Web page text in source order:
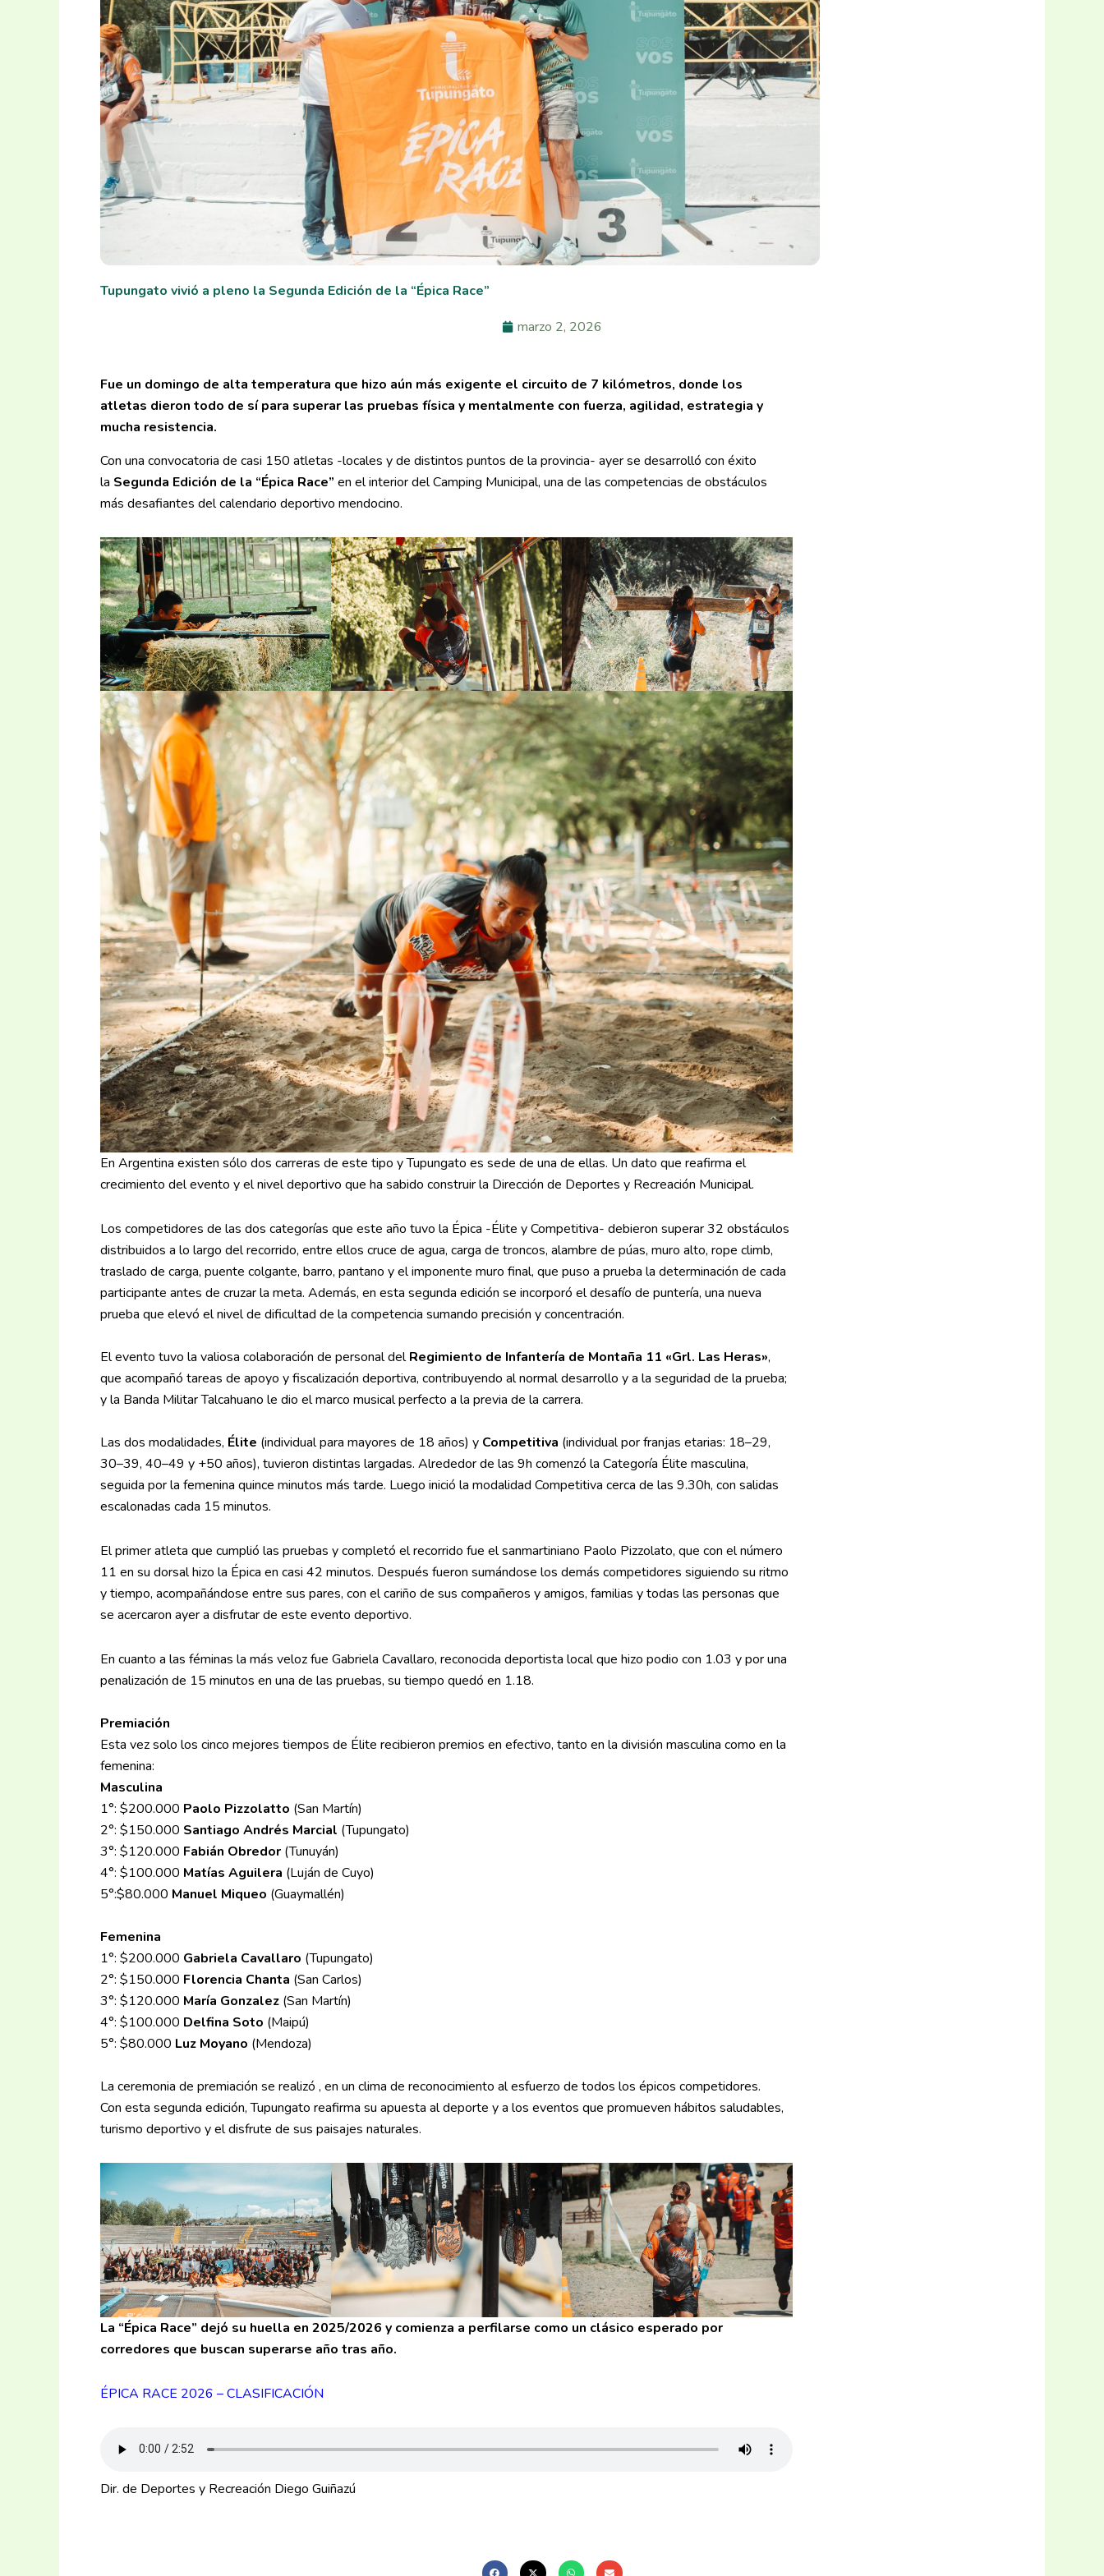
Tupungato vivió a pleno la Segunda Edición de la “Épica Race”
marzo 2, 2026
Fue un domingo de alta temperatura que hizo aún más exigente el circuito de 7 kilómetros, donde los
atletas dieron todo de sí para superar las pruebas física y mentalmente con fuerza, agilidad, estrategia y
mucha resistencia.
Con una convocatoria de casi 150 atletas -locales y de distintos puntos de la provincia- ayer se desarrolló con éxito
la Segunda Edición de la “Épica Race” en el interior del Camping Municipal, una de las competencias de obstáculos
más desafiantes del calendario deportivo mendocino.
En Argentina existen sólo dos carreras de este tipo y Tupungato es sede de una de ellas. Un dato que reafirma el
crecimiento del evento y el nivel deportivo que ha sabido construir la Dirección de Deportes y Recreación Municipal.
Los competidores de las dos categorías que este año tuvo la Épica -Élite y Competitiva- debieron superar 32 obstáculos
distribuidos a lo largo del recorrido, entre ellos cruce de agua, carga de troncos, alambre de púas, muro alto, rope climb,
traslado de carga, puente colgante, barro, pantano y el imponente muro final, que puso a prueba la determinación de cada
participante antes de cruzar la meta. Además, en esta segunda edición se incorporó el desafío de puntería, una nueva
prueba que elevó el nivel de dificultad de la competencia sumando precisión y concentración.
El evento tuvo la valiosa colaboración de personal delRegimiento de Infantería de Montaña 11 «Grl. Las Heras»,
que acompañó tareas de apoyo y fiscalización deportiva, contribuyendo al normal desarrollo y a la seguridad de la prueba;
y la Banda Militar Talcahuano le dio el marco musical perfecto a la previa de la carrera.
Las dos modalidades, Élite (individual para mayores de 18 años) y Competitiva (individual por franjas etarias: 18–29,
30–39, 40–49 y +50 años), tuvieron distintas largadas. Alrededor de las 9h comenzó la Categoría Élite masculina,
seguida por la femenina quince minutos más tarde. Luego inició la modalidad Competitiva cerca de las 9.30h, con salidas
escalonadas cada 15 minutos.
El primer atleta que cumplió las pruebas y completó el recorrido fue el sanmartiniano Paolo Pizzolato, que con el número
11 en su dorsal hizo la Épica en casi 42 minutos. Después fueron sumándose los demás competidores siguiendo su ritmo
y tiempo, acompañándose entre sus pares, con el cariño de sus compañeros y amigos, familias y todas las personas que
se acercaron ayer a disfrutar de este evento deportivo.
En cuanto a las féminas la más veloz fue Gabriela Cavallaro, reconocida deportista local que hizo podio con 1.03 y por una
penalización de 15 minutos en una de las pruebas, su tiempo quedó en 1.18.
Premiación
Esta vez solo los cinco mejores tiempos de Élite recibieron premios en efectivo, tanto en la división masculina como en la
femenina:
Masculina
1°: $200.000 Paolo Pizzolatto (San Martín)
2°: $150.000 Santiago Andrés Marcial (Tupungato)
3°: $120.000 Fabián Obredor (Tunuyán)
4°: $100.000 Matías Aguilera (Luján de Cuyo)
5°:$80.000 Manuel Miqueo (Guaymallén)
Femenina
1°: $200.000 Gabriela Cavallaro (Tupungato)
2°: $150.000 Florencia Chanta (San Carlos)
3°: $120.000 María Gonzalez (San Martín)
4°: $100.000 Delfina Soto (Maipú)
5°: $80.000 Luz Moyano (Mendoza)
La ceremonia de premiación se realizó , en un clima de reconocimiento al esfuerzo de todos los épicos competidores.
Con esta segunda edición, Tupungato reafirma su apuesta al deporte y a los eventos que promueven hábitos saludables,
turismo deportivo y el disfrute de sus paisajes naturales.
La “Épica Race” dejó su huella en 2025/2026 y comienza a perfilarse como un clásico esperado por
corredores que buscan superarse año tras año.
ÉPICA RACE 2026 – CLASIFICACIÓN
Dir. de Deportes y Recreación Diego Guiñazú